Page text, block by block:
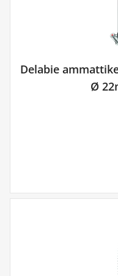
Delabie
Ø